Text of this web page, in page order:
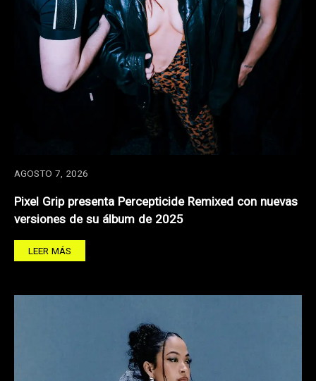
AGOSTO 7, 2026
Pixel Grip presenta Percepticide Remixed con nuevas
versiones de su álbum de 2025
LEER MÁS